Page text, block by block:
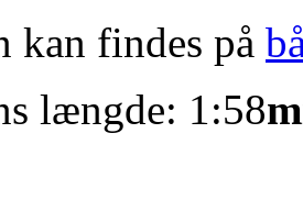
kan findes på
længde: 1:58